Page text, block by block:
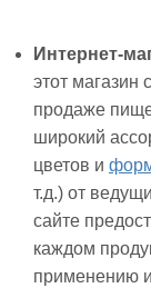
Интернет-
этот магазин
продаже
широкий
цветов и
т.д.) от
сайте
каждом
применению